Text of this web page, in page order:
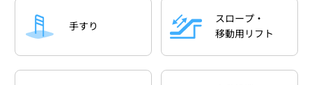
手すり
スロープ・
移動用リフト